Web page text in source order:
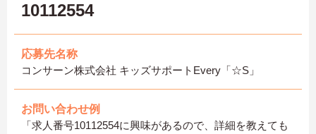
10112554
応募先名称
コンサーン株式会社 キッズサポートEvery「☆S」
お問い合わせ例
「求人番号10112554に興味があるので、詳細を教えても